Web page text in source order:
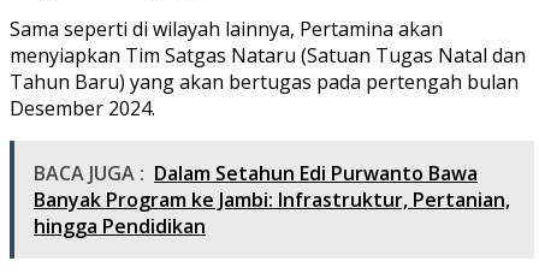
Sama seperti di wilayah lainnya, Pertamina akan
menyiapkan Tim Satgas Nataru (Satuan Tugas Natal dan
Tahun Baru) yang akan bertugas pada pertengah bulan
Desember 2024.
BACA JUGA : Dalam Setahun Edi Purwanto Bawa
Banyak Program ke Jambi: Infrastruktur, Pertanian,
hingga Pendidikan